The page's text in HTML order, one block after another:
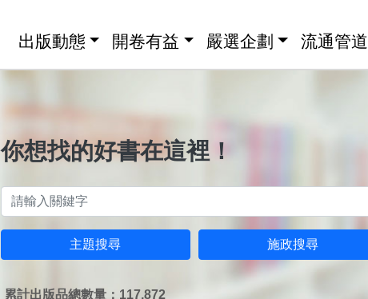
出版動態 開卷有益 嚴選企劃 流通管道
你想找的好書在這裡！
主題搜尋 施政搜尋
累計出版品總數量：117,872